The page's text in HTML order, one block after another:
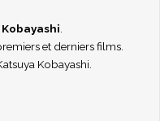
et derniers films.
Kobayashi.